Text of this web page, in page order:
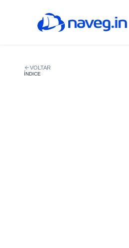
VOLTAR
ÍNDICE